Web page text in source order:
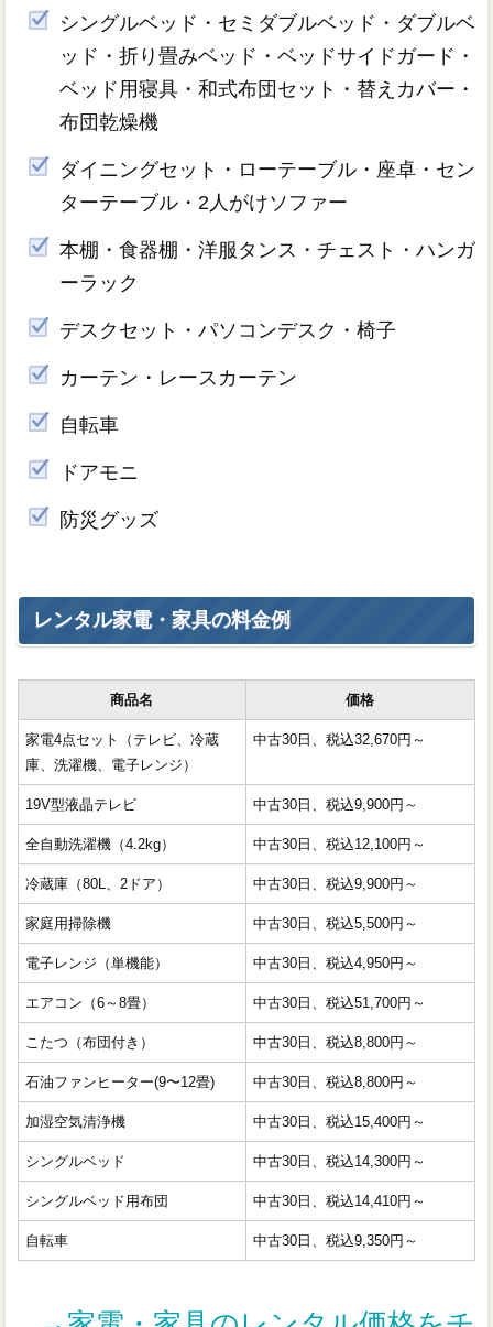
シングルベッド・セミダブルベッド・ダブルベ
ッド・折り畳みベッド・ベッドサイドガード・
ベッド用寝具・和式布団セット・替えカバー・
布団乾燥機
ダイニングセット・ローテーブル・座卓・セン
ターテーブル・2人がけソファー
本棚・食器棚・洋服タンス・チェスト・ハンガ
ーラック
デスクセット・パソコンデスク・椅子
カーテン・レースカーテン
自転車
ドアモニ
防災グッズ
レンタル家電・家具の料金例
商品名 価格
家電4点セット（テレビ、冷蔵
庫、洗濯機、電子レンジ）
中古30日、税込32,670円～
19V型液晶テレビ 中古30日、税込9,900円～
全自動洗濯機（4.2kg） 中古30日、税込12,100円～
冷蔵庫（80L、2ドア） 中古30日、税込9,900円～
家庭用掃除機 中古30日、税込5,500円～
電子レンジ（単機能） 中古30日、税込4,950円～
エアコン（6～8畳） 中古30日、税込51,700円～
こたつ（布団付き） 中古30日、税込8,800円～
石油ファンヒーター(9〜12畳) 中古30日、税込8,800円～
加湿空気清浄機 中古30日、税込15,400円～
シングルベッド 中古30日、税込14,300円～
シングルベッド用布団 中古30日、税込14,410円～
自転車 中古30日、税込9,350円～